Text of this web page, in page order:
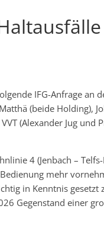
IFG-Anfrage an
(beide Holding),
(Alexander Jug und
4 (Jenbach –
mehr
in Kenntnis
Gegenstand einer